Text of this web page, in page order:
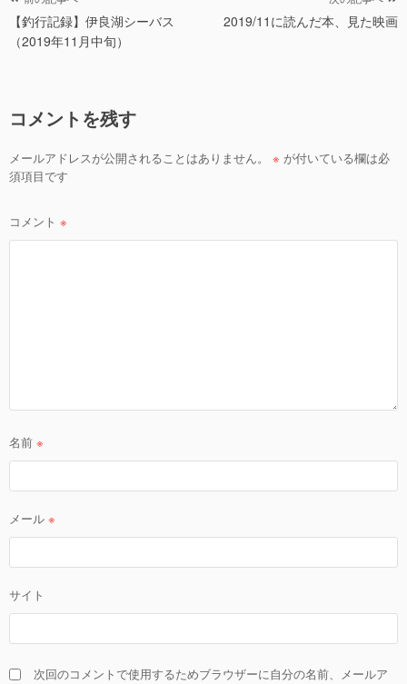
稿
ナ
ー
シ
ョ
【釣行記録】伊良湖シーバス
（2019年11月中旬）
2019/11に読んだ本、見た映画
コメントを残す
メールアドレスが公開されることはありません。 ※ が付いている欄は必
須項目です
コメント ※
名前 ※
メール ※
サイト
次回のコメントで使用するためブラウザーに自分の名前、メールア